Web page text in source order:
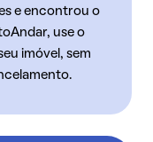
e encontrou o
use o
imóvel, sem